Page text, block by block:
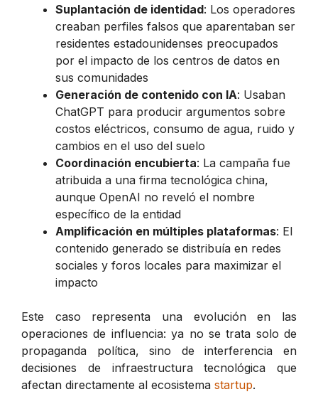
Suplantación de identidad: Los operadores
creaban perfiles falsos que aparentaban ser
residentes estadounidenses preocupados
por el impacto de los centros de datos en
sus comunidades
Generación de contenido con IA: Usaban
ChatGPT para producir argumentos sobre
costos eléctricos, consumo de agua, ruido y
cambios en el uso del suelo
Coordinación encubierta: La campaña fue
atribuida a una firma tecnológica china,
aunque OpenAI no reveló el nombre
específico de la entidad
Amplificación en múltiples plataformas: El
contenido generado se distribuía en redes
sociales y foros locales para maximizar el
impacto
Este caso representa una evolución en las
operaciones de influencia: ya no se trata solo de
propaganda política, sino de interferencia en
decisiones de infraestructura tecnológica que
afectan directamente al ecosistema startup.